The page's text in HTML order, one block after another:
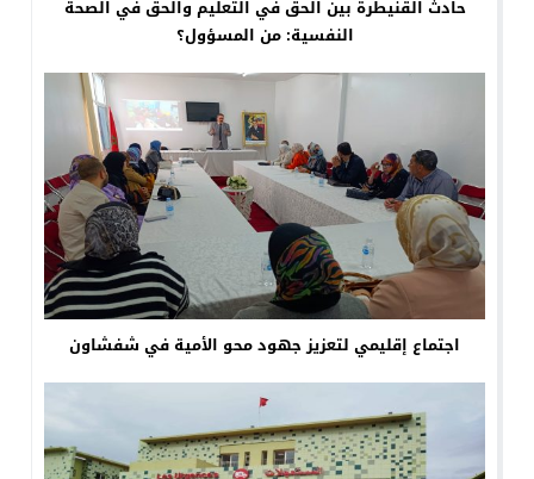
حادث القنيطرة بين الحق في التعليم والحق في الصحة
النفسية: من المسؤول؟
اجتماع إقليمي لتعزيز جهود محو الأمية في شفشاون